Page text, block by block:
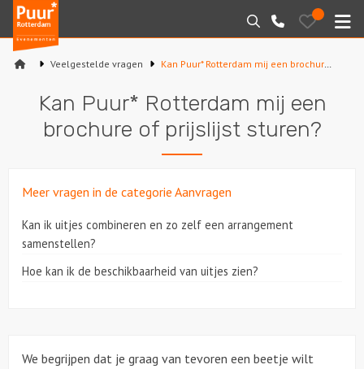
Puur*
Rotterdam
bedrijfsuitjes
Zoeken
010-
7271205
Bewaarde
uitjes
Arrangementen
Varen
Sport en spel
Rondleidingen
Feesten
Veelgestelde vragen Kan Puur* Rotterdam mij een brochure of prijslijst sturen?
Kan Puur* Rotterdam mij een
brochure of prijslijst sturen?
Meer vragen in de categorie Aanvragen
Kan ik uitjes combineren en zo zelf een arrangement
samenstellen?
Hoe kan ik de beschikbaarheid van uitjes zien?
We begrijpen dat je graag van tevoren een beetje wilt